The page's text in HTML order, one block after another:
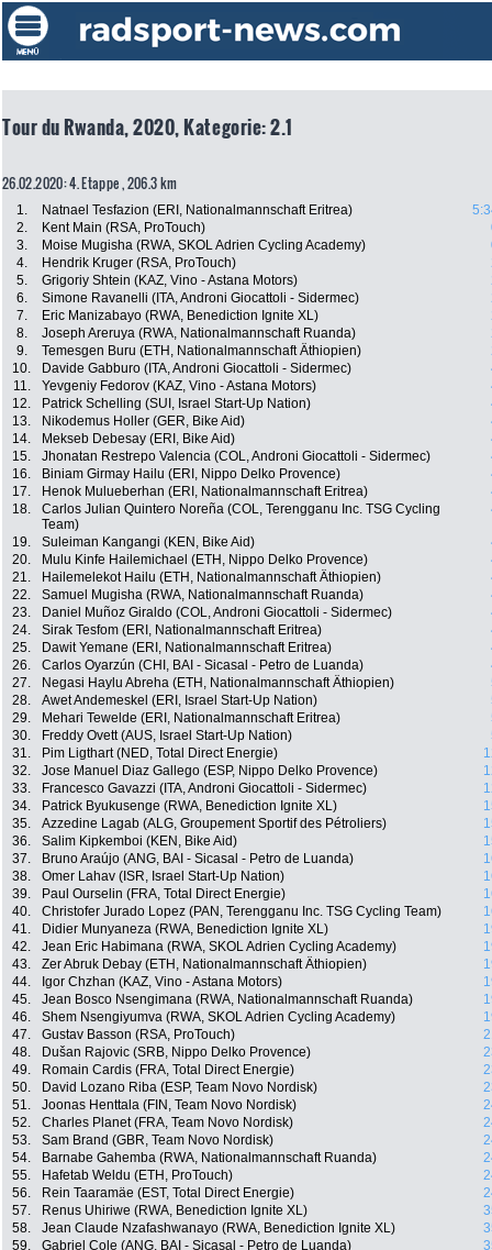
Tour du Rwanda, 2020, Kategorie: 2.1
26.02.2020: 4. Etappe , 206.3 km
1. Natnael Tesfazion (ERI, Nationalmannschaft Eritrea)
2.
Kent Main (RSA, ProTouch)
3.
Moise Mugisha (RWA, SKOL Adrien Cycling Academy)
4.
Hendrik Kruger (RSA, ProTouch)
5.
Grigoriy Shtein (KAZ, Vino - Astana Motors)
6.
Simone Ravanelli (ITA, Androni Giocattoli - Sidermec)
7.
Eric Manizabayo (RWA, Benediction Ignite XL)
8.
Joseph Areruya (RWA, Nationalmannschaft Ruanda)
9.
Temesgen Buru (ETH, Nationalmannschaft Äthiopien)
10.
Davide Gabburo (ITA, Androni Giocattoli - Sidermec)
11.
Yevgeniy Fedorov (KAZ, Vino - Astana Motors)
12.
Patrick Schelling (SUI, Israel Start-Up Nation)
13.
Nikodemus Holler (GER, Bike Aid)
14.
Mekseb Debesay (ERI, Bike Aid)
15.
Jhonatan Restrepo Valencia (COL, Androni Giocattoli - Sidermec)
16.
Biniam Girmay Hailu (ERI, Nippo Delko Provence)
17.
Henok Mulueberhan (ERI, Nationalmannschaft Eritrea)
18.
Carlos Julian Quintero Noreña (COL, Terengganu Inc. TSG Cycling
Team)
19. Suleiman Kangangi (KEN, Bike Aid)
20.
Mulu Kinfe Hailemichael (ETH, Nippo Delko Provence)
21.
Hailemelekot Hailu (ETH, Nationalmannschaft Äthiopien)
22.
Samuel Mugisha (RWA, Nationalmannschaft Ruanda)
23.
Daniel Muñoz Giraldo (COL, Androni Giocattoli - Sidermec)
24.
Sirak Tesfom (ERI, Nationalmannschaft Eritrea)
25.
Dawit Yemane (ERI, Nationalmannschaft Eritrea)
26.
Carlos Oyarzún (CHI, BAI - Sicasal - Petro de Luanda)
27.
Negasi Haylu Abreha (ETH, Nationalmannschaft Äthiopien)
28.
Awet Andemeskel (ERI, Israel Start-Up Nation)
29.
Mehari Tewelde (ERI, Nationalmannschaft Eritrea)
30.
Freddy Ovett (AUS, Israel Start-Up Nation)
31.
Pim Ligthart (NED, Total Direct Energie)
32.
Jose Manuel Diaz Gallego (ESP, Nippo Delko Provence)
33.
Francesco Gavazzi (ITA, Androni Giocattoli - Sidermec)
34.
Patrick Byukusenge (RWA, Benediction Ignite XL)
35.
Azzedine Lagab (ALG, Groupement Sportif des Pétroliers)
36.
Salim Kipkemboi (KEN, Bike Aid)
37.
Bruno Araújo (ANG, BAI - Sicasal - Petro de Luanda)
38.
Omer Lahav (ISR, Israel Start-Up Nation)
39.
Paul Ourselin (FRA, Total Direct Energie)
40.
Christofer Jurado Lopez (PAN, Terengganu Inc. TSG Cycling Team)
41.
Didier Munyaneza (RWA, Benediction Ignite XL)
42.
Jean Eric Habimana (RWA, SKOL Adrien Cycling Academy)
43.
Zer Abruk Debay (ETH, Nationalmannschaft Äthiopien)
44.
Igor Chzhan (KAZ, Vino - Astana Motors)
45.
Jean Bosco Nsengimana (RWA, Nationalmannschaft Ruanda)
46.
Shem Nsengiyumva (RWA, SKOL Adrien Cycling Academy)
47.
Gustav Basson (RSA, ProTouch)
48.
Dušan Rajovic (SRB, Nippo Delko Provence)
49.
Romain Cardis (FRA, Total Direct Energie)
50.
David Lozano Riba (ESP, Team Novo Nordisk)
51.
Joonas Henttala (FIN, Team Novo Nordisk)
52.
Charles Planet (FRA, Team Novo Nordisk)
53.
Sam Brand (GBR, Team Novo Nordisk)
54.
Barnabe Gahemba (RWA, Nationalmannschaft Ruanda)
55.
Hafetab Weldu (ETH, ProTouch)
56.
Rein Taaramäe (EST, Total Direct Energie)
57.
Renus Uhiriwe (RWA, Benediction Ignite XL)
58.
Jean Claude Nzafashwanayo (RWA, Benediction Ignite XL)
59.
Gabriel Cole (ANG, BAI - Sicasal - Petro de Luanda)